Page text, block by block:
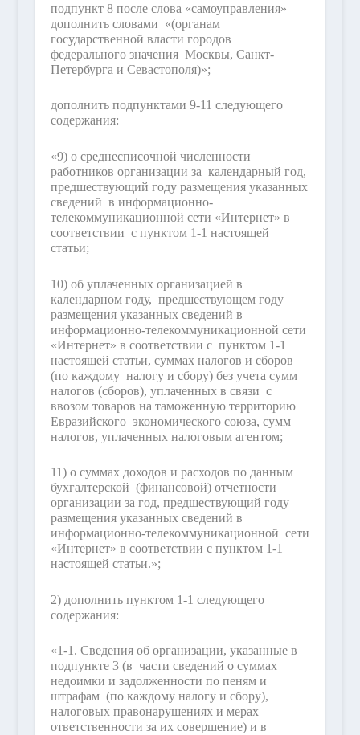
подпункт 8 после слова «самоуправления»
дополнить словами «(органам
государственной власти городов
федерального значения Москвы, Санкт-
Петербурга и Севастополя)»;
дополнить подпунктами 9-11 следующего
содержания:
«9) о среднесписочной численности
работников организации за календарный год,
предшествующий году размещения указанных
сведений в информационно-
телекоммуникационной сети «Интернет» в
соответствии с пунктом 1-1 настоящей
статьи;
10) об уплаченных организацией в
календарном году, предшествующем году
размещения указанных сведений в
информационно-телекоммуникационной сети
«Интернет» в соответствии с пунктом 1-1
настоящей статьи, суммах налогов и сборов
(по каждому налогу и сбору) без учета сумм
налогов (сборов), уплаченных в связи с
ввозом товаров на таможенную территорию
Евразийского экономического союза, сумм
налогов, уплаченных налоговым агентом;
11) о суммах доходов и расходов по данным
бухгалтерской (финансовой) отчетности
организации за год, предшествующий году
размещения указанных сведений в
информационно-телекоммуникационной сети
«Интернет» в соответствии с пунктом 1-1
настоящей статьи.»;
2) дополнить пунктом 1-1 следующего
содержания:
«1-1. Сведения об организации, указанные в
подпункте 3 (в части сведений о суммах
недоимки и задолженности по пеням и
штрафам (по каждому налогу и сбору),
налоговых правонарушениях и мерах
ответственности за их совершение) и в